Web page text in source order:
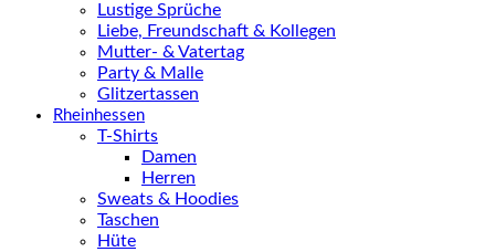
Lustige Sprüche
Liebe, Freundschaft & Kollegen
Mutter- & Vatertag
Party & Malle
Glitzertassen
Rheinhessen
T-Shirts
Damen
Herren
Sweats & Hoodies
Taschen
Hüte